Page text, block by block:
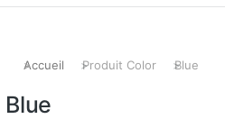
Vous êtes ici :
Accueil Produit Color Blue
Blue